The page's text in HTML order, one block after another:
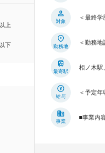
以上
以下
対象
＜最終
勤務地
＜勤務
最寄駅
相ノ木駅
給与
＜予定
事業
■事業内